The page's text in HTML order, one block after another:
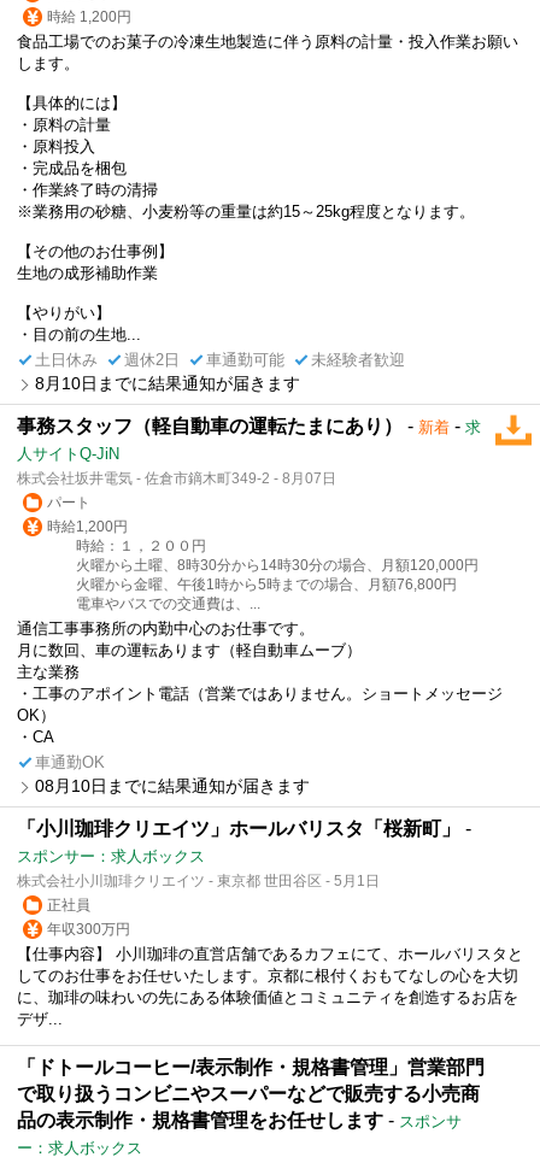
時給 1,200円
食品工場でのお菓子の冷凍生地製造に伴う原料の計量・投入作業お願い
します。
【具体的には】
・原料の計量
・原料投入
・完成品を梱包
・作業終了時の清掃
※業務用の砂糖、小麦粉等の重量は約15～25kg程度となります。
【その他のお仕事例】
生地の成形補助作業
【やりがい】
・目の前の生地...
土日休み
週休2日 車通勤可能 未経験者歓迎
8月10日までに結果通知が届きます
事務スタッフ（軽自動車の運転たまにあり） - 新着 - 求
人サイトQ-JiN
株式会社坂井電気 - 佐倉市鏑木町349-2 - 8月07日
パート
時給1,200円
時給：１，２００円
火曜から土曜、8時30分から14時30分の場合、月額120,000円
火曜から金曜、午後1時から5時までの場合、月額76,800円
電車やバスでの交通費は、...
通信工事事務所の内勤中心のお仕事です。
月に数回、車の運転あります（軽自動車ムーブ）
主な業務
・工事のアポイント電話（営業ではありません。ショートメッセージ
OK）
・CA
車通勤OK
08月10日までに結果通知が届きます
「小川珈琲クリエイツ」ホールバリスタ「桜新町」 -
スポンサー：求人ボックス
株式会社小川珈琲クリエイツ - 東京都 世田谷区 - 5月1日
正社員
年収300万円
【仕事内容】 小川珈琲の直営店舗であるカフェにて、ホールバリスタと
してのお仕事をお任せいたします。京都に根付くおもてなしの心を大切
に、珈琲の味わいの先にある体験価値とコミュニティを創造するお店を
デザ...
「ドトールコーヒー/表示制作・規格書管理」営業部門
で取り扱うコンビニやスーパーなどで販売する小売商
品の表示制作・規格書管理をお任せします - スポンサ
ー：求人ボックス